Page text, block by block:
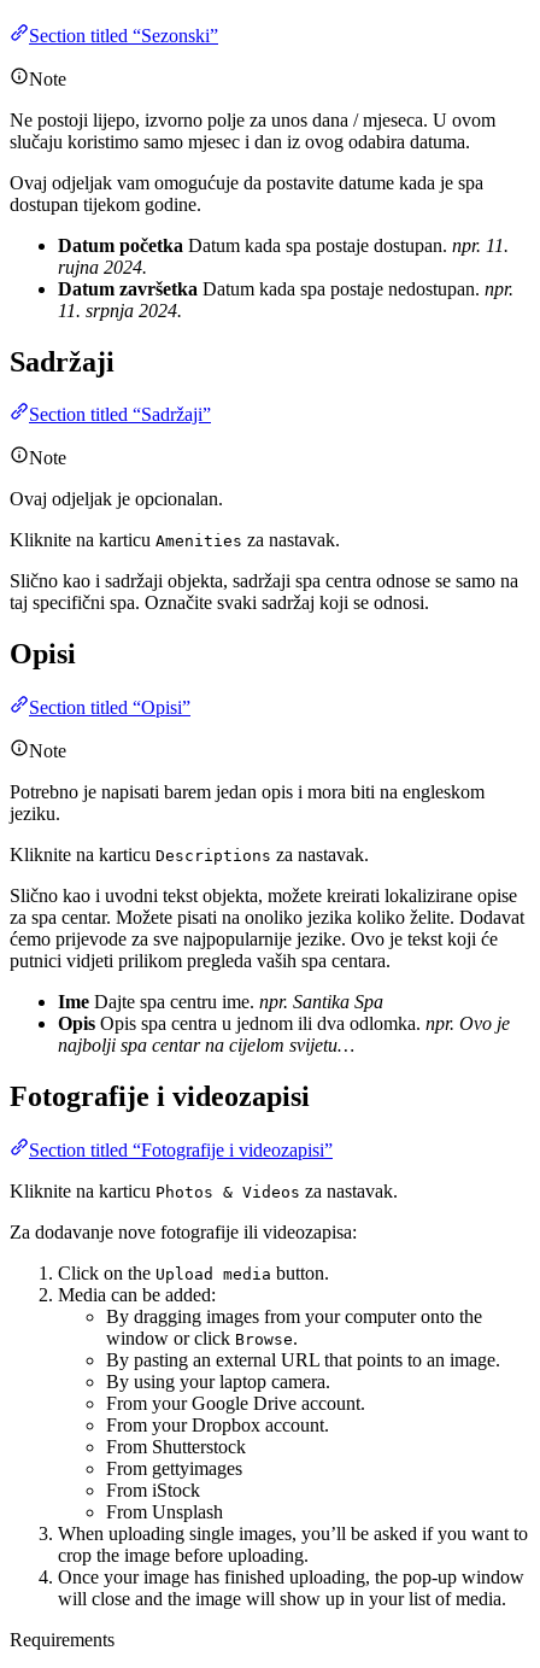
Section titled “Sezonski”
Note
Ne postoji lijepo, izvorno polje za unos dana / mjeseca. U ovom
slučaju koristimo samo mjesec i dan iz ovog odabira datuma.
Ovaj odjeljak vam omogućuje da postavite datume kada je spa
dostupan tijekom godine.
Datum početka Datum kada spa postaje dostupan. npr. 11.
rujna 2024.
Datum završetka Datum kada spa postaje nedostupan. npr.
11. srpnja 2024.
Sadržaji
Section titled “Sadržaji”
Note
Ovaj odjeljak je opcionalan.
Kliknite na karticu Amenities za nastavak.
Slično kao i sadržaji objekta, sadržaji spa centra odnose se samo na
taj specifični spa. Označite svaki sadržaj koji se odnosi.
Opisi
Section titled “Opisi”
Note
Potrebno je napisati barem jedan opis i mora biti na engleskom
jeziku.
Kliknite na karticu Descriptions za nastavak.
Slično kao i uvodni tekst objekta, možete kreirati lokalizirane opise
za spa centar. Možete pisati na onoliko jezika koliko želite. Dodavat
ćemo prijevode za sve najpopularnije jezike. Ovo je tekst koji će
putnici vidjeti prilikom pregleda vaših spa centara.
Ime Dajte spa centru ime. npr. Santika Spa
Opis Opis spa centra u jednom ili dva odlomka. npr. Ovo je
najbolji spa centar na cijelom svijetu…
Fotografije i videozapisi
Section titled “Fotografije i videozapisi”
Kliknite na karticu Photos & Videos za nastavak.
Za dodavanje nove fotografije ili videozapisa:
Click on the Upload media button.
Media can be added:
By dragging images from your computer onto the
window or click Browse.
By pasting an external URL that points to an image.
By using your laptop camera.
From your Google Drive account.
From your Dropbox account.
From Shutterstock
From gettyimages
From iStock
From Unsplash
When uploading single images, you’ll be asked if you want to
crop the image before uploading.
Once your image has finished uploading, the pop-up window
will close and the image will show up in your list of media.
Requirements